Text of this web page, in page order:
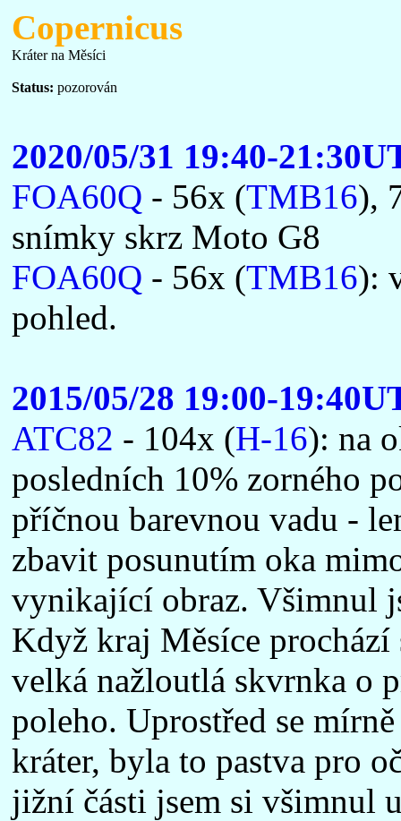
Copernicus
Kráter na Měsíci
Status: pozorován
2020/05/31 19:40-
FOA60Q - 56x (TMB16),
snímky skrz Moto G8
FOA60Q - 56x (TMB16):
pohled.
2015/05/28 19:00-
ATC82 - 104x (H-16): na
posledních 10% zorného
příčnou barevnou vadu -
zbavit posunutím oka
vynikající obraz. Všimnul
Když kraj Měsíce prochází
velká nažloutlá skvrnka o
poleho. Uprostřed se
kráter, byla to pastva pro
jižní části jsem si všimnul